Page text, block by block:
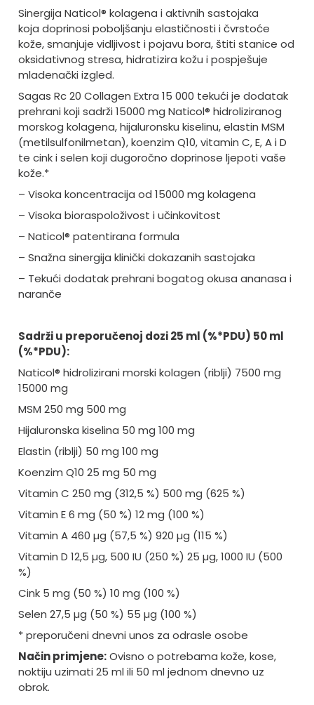
Sinergija Naticol® kolagena i aktivnih sastojaka
koja doprinosi poboljšanju elastičnosti i čvrstoće
kože, smanjuje vidljivost i pojavu bora, štiti stanice od
oksidativnog stresa, hidratizira kožu i pospješuje
mladenački izgled.
Sagas Rc 20 Collagen Extra 15 000 tekući je dodatak
prehrani koji sadrži 15000 mg Naticol® hidroliziranog
morskog kolagena, hijaluronsku kiselinu, elastin MSM
(metilsulfonilmetan), koenzim Q10, vitamin C, E, A i D
te cink i selen koji dugoročno doprinose ljepoti vaše
kože.*
– Visoka koncentracija od 15000 mg kolagena
– Visoka bioraspoloživost i učinkovitost
– Naticol® patentirana formula
– Snažna sinergija klinički dokazanih sastojaka
– Tekući dodatak prehrani bogatog okusa ananasa i
naranče
Sadrži u preporučenoj dozi 25 ml (%*PDU) 50 ml
(%*PDU):
Naticol® hidrolizirani morski kolagen (riblji) 7500 mg
15000 mg
MSM 250 mg 500 mg
Hijaluronska kiselina 50 mg 100 mg
Elastin (riblji) 50 mg 100 mg
Koenzim Q10 25 mg 50 mg
Vitamin C 250 mg (312,5 %) 500 mg (625 %)
Vitamin E 6 mg (50 %) 12 mg (100 %)
Vitamin A 460 µg (57,5 %) 920 µg (115 %)
Vitamin D 12,5 µg, 500 IU (250 %) 25 µg, 1000 IU (500
%)
Cink 5 mg (50 %) 10 mg (100 %)
Selen 27,5 µg (50 %) 55 µg (100 %)
* preporučeni dnevni unos za odrasle osobe
Način primjene:Ovisno o potrebama kože, kose,
noktiju uzimati 25 ml ili 50 ml jednom dnevno uz
obrok.